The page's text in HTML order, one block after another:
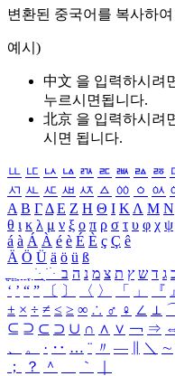
변환된 중국어를 복사하
예시)
中文 을 입력하시려
누르시면됩니다.
北京 을 입력하시려
시면 됩니다.
ㅥ ㅦ ㅧ ㅨ ㅩ ㅪ ㅫ ㅬ ㅭ
ㅺ ㅻ ㅼ ㅽ ㅾ ㅿ ㆀ ㆁ ㆂ
Α Β ΓΔ Ε Ζ Η Θ Ι ΚΛ Μ Ν
θ ι κ λ μ ν ξ ο π ρ σ τ υ φ χ ψ
á à Á À é è É È ç Ç ê
Ä Ö Ü ä ö ü ß
ִֶֹ ֻּ ׁׂ ג ד ש ץ ת צ מ נ ה ב
‘ ’ “ ” 〔 〕 〈 〉 「 」 『
± × ÷ ≠ ≤ ≥ ∞ ∴ ♂ ♀ ∠ ⊥
⊆ ⊇ ⊂ ⊃ ∪ ∩ ∧ ∨ ￢ ⇒
、
。 · ‥ … ¨ 〃 ― ＼ ∼
；
？ ＾ ｀